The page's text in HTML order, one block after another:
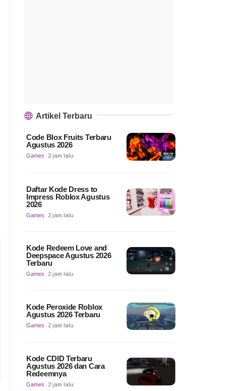
Artikel Terbaru
Code Blox Fruits Terbaru
Agustus 2026
Games 2 jam lalu
Daftar Kode Dress to
Impress Roblox Agustus
2026
Games 2 jam lalu
Kode Redeem Love and
Deepspace Agustus 2026
Terbaru
Games 2 jam lalu
Kode Peroxide Roblox
Agustus 2026 Terbaru
Games 2 jam lalu
Kode CDID Terbaru
Agustus 2026 dan Cara
Redeemnya
Games 2 jam lalu